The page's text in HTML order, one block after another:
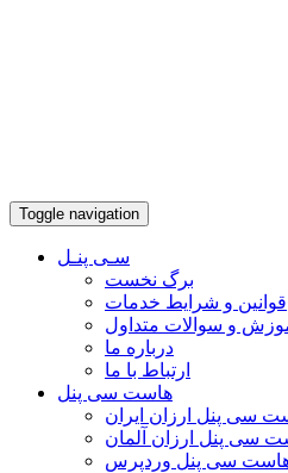
Toggle navigation
سـی پنـل
برگ نخست
قوانین و شرایط خدمات
و سوالات متداول
درباره ما
ارتباط با ما
هاست سی پنل
سی پنل ارزان ایران
سی پنل ارزان آلمان
سی پنل وردپرس